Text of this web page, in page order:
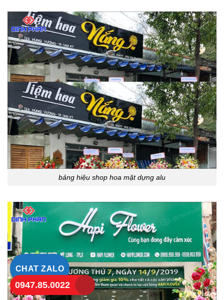
CHAT ZALO
0947.85.0022
bảng hiệu shop hoa mặt dựng alu